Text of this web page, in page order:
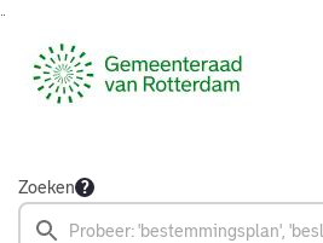
Zoeken